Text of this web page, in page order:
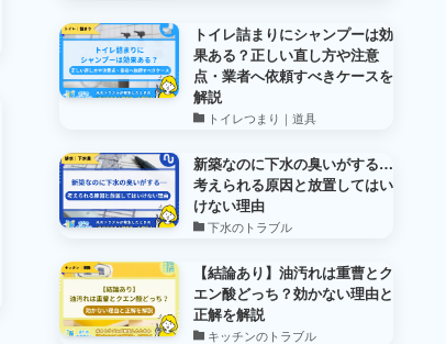
トイレ詰まりにシャンプーは効
果ある？正しい直し方や注意
点・業者へ依頼すべきケースを
解説
トイレつまり｜道具
新築なのに下水の臭いがする…
考えられる原因と放置してはい
けない理由
下水のトラブル
【結論あり】油汚れは重曹とク
エン酸どっち？効かない理由と
正解を解説
キッチンのトラブル